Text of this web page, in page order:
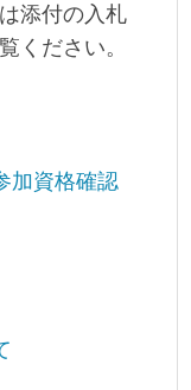
添付の入札
ください。
加資格確認